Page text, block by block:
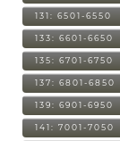
131: 6501-6550
133: 6601-6650
135: 6701-6750
137: 6801-6850
139: 6901-6950
141: 7001-7050